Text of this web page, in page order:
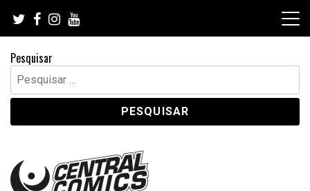
content
Pesquisar
Pesquisar
por: